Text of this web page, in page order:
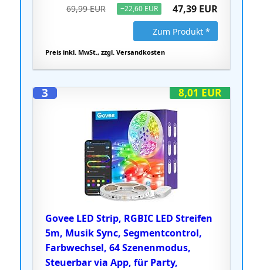
69,99 EUR −22,60 EUR 47,39 EUR
Zum Produkt *
Preis inkl. MwSt., zzgl. Versandkosten
8,01 EUR
3
Govee LED Strip, RGBIC LED Streifen
5m, Musik Sync, Segmentcontrol,
Farbwechsel, 64 Szenenmodus,
Steuerbar via App, für Party,